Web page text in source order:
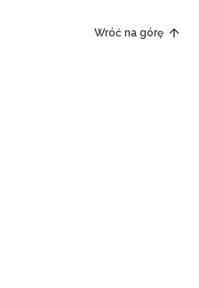
Wróć na górę